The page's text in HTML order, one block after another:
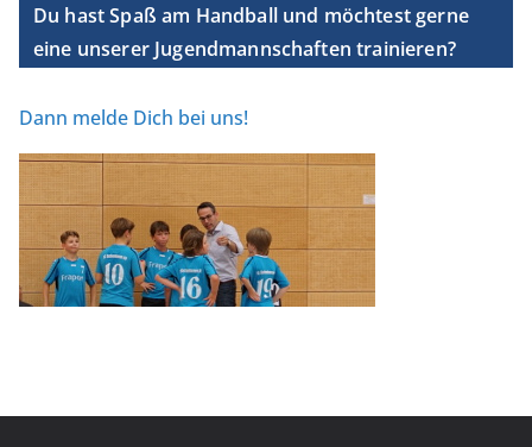
Du hast Spaß am Handball und möchtest gerne
eine unserer Jugendmannschaften trainieren?
Dann melde Dich bei uns!